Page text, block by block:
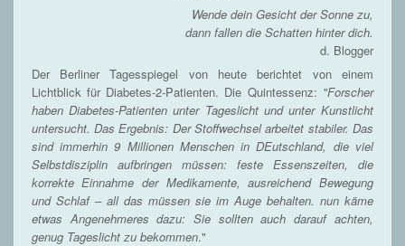
Wende dein Gesicht der Sonne zu,
dann fallen die Schatten hinter dich.
d. Blogger
Der Berliner Tagesspiegel von heute berichtet von einem
Lichtblick für Diabetes-2-Patienten. Die Quintessenz: "Forscher
haben Diabetes-Patienten unter Tageslicht und unter Kunstlicht
untersucht. Das Ergebnis: Der Stoffwechsel arbeitet stabiler. Das
sind immerhin 9 Millionen Menschen in DEutschland, die viel
Selbstdisziplin aufbringen müssen: feste Essenszeiten, die
korrekte Einnahme der Medikamente, ausreichend Bewegung
und Schlaf – all das müssen sie im Auge behalten. nun käme
etwas Angenehmeres dazu: Sie sollten auch darauf achten,
genug Tageslicht zu bekommen."